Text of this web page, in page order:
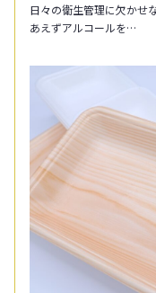
日々の衛生管理に欠かせ
あえずアルコールを…